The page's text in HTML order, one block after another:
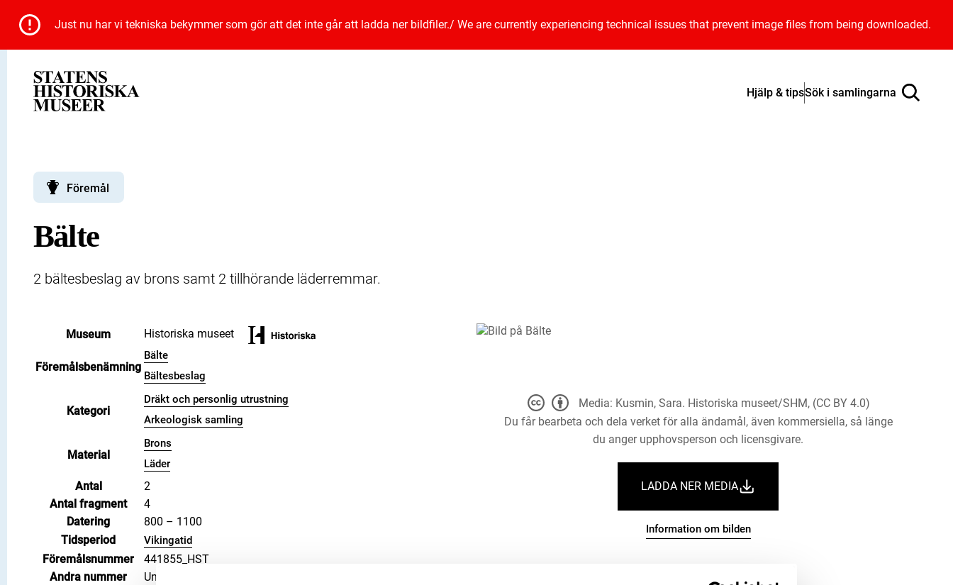
Just nu har vi tekniska bekymmer som gör att det inte går att ladda ner bildfiler./ We are currently experiencing technical issues that prevent image files from being downloaded.
Hjälp & tipsSök i samlingarna
Föremål
Bälte
2 bältesbeslag av brons samt 2 tillhörande läderremmar.
Museum Historiska museet
Föremålsbenämning
Bälte
Bältesbeslag
Kategori
Dräkt och personlig utrustning
Arkeologisk samling
Material
Brons
Läder
Antal
2
Antal fragment
4
Datering
800 – 1100
Tidsperiod
Vikingatid
Föremålsnummer
441855_HST
Andra nummer
Undernummer: Bj 716
Media: Kusmin, Sara. Historiska museet/SHM, (CC BY 4.0)
Du får bearbeta och dela verket för alla ändamål, även kommersiella, så länge
du anger upphovsperson och licensgivare.
LADDA NER MEDIA
Information om bilden